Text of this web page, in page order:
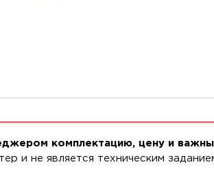
комплектацию, цену и
и не является техническим